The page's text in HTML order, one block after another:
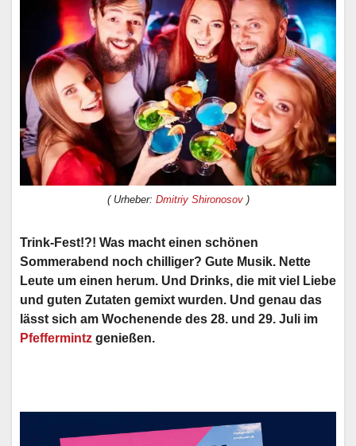
( Urheber: Dmitriy Shironosov)
Trink-Fest!?! Was macht einen schönen
Sommerabend noch chilliger? Gute Musik. Nette
Leute um einen herum. Und Drinks, die mit viel Liebe
und guten Zutaten gemixt wurden. Und genau das
lässt sich am Wochenende des 28. und 29. Juli im
Pfeffermintz genießen.